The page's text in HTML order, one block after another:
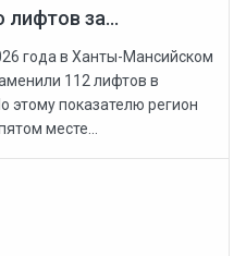
за...
года в Ханты-Мансийском
112 лифтов в
этому показателю регион
месте...